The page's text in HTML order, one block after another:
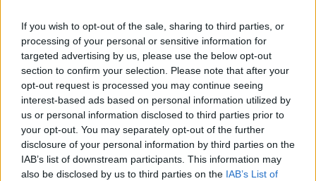
If you wish to opt-out of the sale, sharing to third parties, or
processing of your personal or sensitive information for
targeted advertising by us, please use the below opt-out
section to confirm your selection. Please note that after your
opt-out request is processed you may continue seeing
interest-based ads based on personal information utilized by
us or personal information disclosed to third parties prior to
your opt-out. You may separately opt-out of the further
disclosure of your personal information by third parties on the
IAB’s list of downstream participants. This information may
also be disclosed by us to third parties on the IAB’s List of